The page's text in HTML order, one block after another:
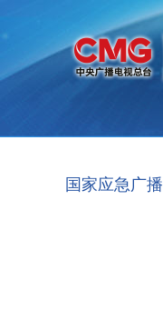
国家应急广播